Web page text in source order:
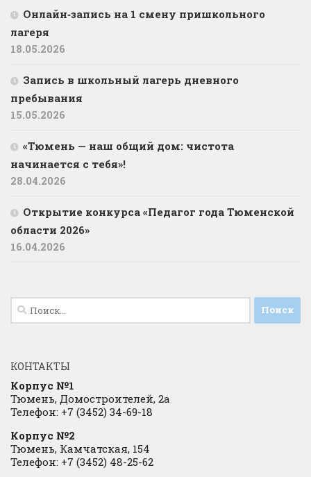
Онлайн‑запись на 1 смену пришкольного
лагеря
18.05.2026
Запись в школьный лагерь дневного
пребывания
15.05.2026
«Тюмень — наш общий дом: чистота
начинается с тебя»!
28.04.2026
Открытие конкурса «Педагог года Тюменской
области 2026»
16.04.2026
Найти:
КОНТАКТЫ
Корпус №1
Тюмень, Домостроителей, 2а
Телефон: +7 (3452) 34-69-18
Корпус №2
Тюмень, Камчатская, 154
Телефон: +7 (3452) 48-25-62